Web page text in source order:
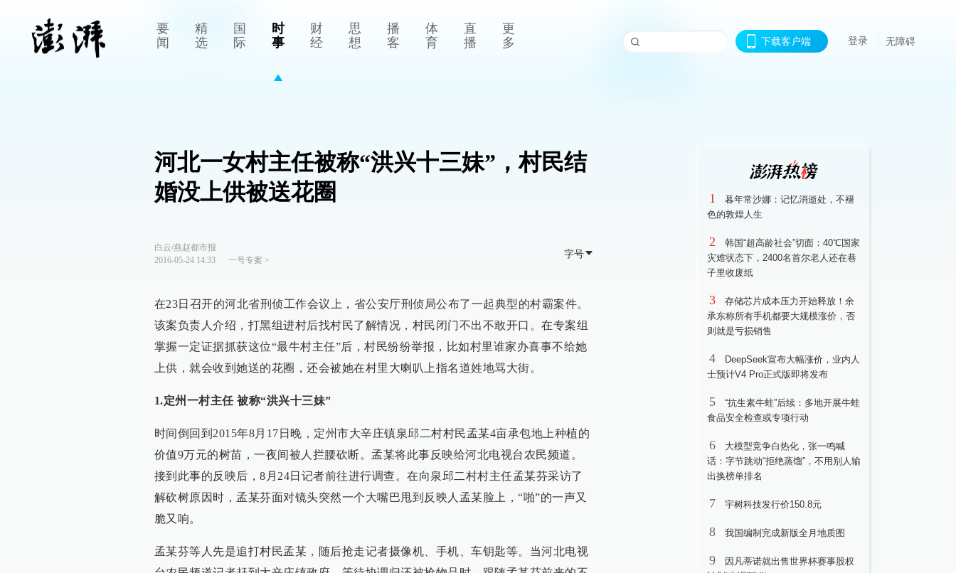
要
闻
精
选
国
际
时
事
财
经
思
想
播
客
体
育
直
播
更
多
下载客户端 登录 无障碍
河北一女村主任被称“洪兴十三妹”，村民结
婚没上供被送花圈
白云/燕赵都市报
2016-05-24 14:33
一号专案 >
字号
在23日召开的河北省刑侦工作会议上，省公安厅刑侦局公布了一起典型的村霸案件。
该案负责人介绍，打黑组进村后找村民了解情况，村民闭门不出不敢开口。在专案组
掌握一定证据抓获这位“最牛村主任”后，村民纷纷举报，比如村里谁家办喜事不给她
上供，就会收到她送的花圈，还会被她在村里大喇叭上指名道姓地骂大街。
1.定州一村主任 被称“洪兴十三妹”
时间倒回到2015年8月17日晚，定州市大辛庄镇泉邱二村村民孟某4亩承包地上种植的
价值9万元的树苗，一夜间被人拦腰砍断。孟某将此事反映给河北电视台农民频道。
接到此事的反映后，8月24日记者前往进行调查。在向泉邱二村村主任孟某芬采访了
解砍树原因时，孟某芬面对镜头突然一个大嘴巴甩到反映人孟某脸上，“啪”的一声又
脆又响。
孟某芬等人先是追打村民孟某，随后抢走记者摄像机、手机、车钥匙等。当河北电视
1
暮年常沙娜：记忆消逝处，不褪
色的敦煌人生
2
韩国“超高龄社会”切面：40℃国家
灾难状态下，2400名首尔老人还在巷
子里收废纸
3
存储芯片成本压力开始释放！余
承东称所有手机都要大规模涨价，否
则就是亏损销售
4
DeepSeek宣布大幅涨价，业内人
士预计V4 Pro正式版即将发布
5
“抗生素牛蛙”后续：多地开展牛蛙
食品安全检查或专项行动
6
大模型竞争白热化，张一鸣喊
话：字节跳动“拒绝蒸馏”，不用别人输
出换榜单排名
7 宇树科技发行价150.8元
8 我国编制完成新版全月地质图
9
因凡蒂诺就出售世界杯赛事股权